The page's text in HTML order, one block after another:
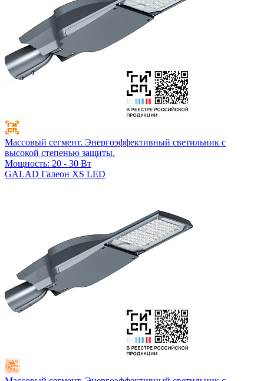
Массовый сегмент. Энергоэффективный светильник с
высокой степенью защиты.
Мощность: 20 - 30 Вт
GALAD Галеон XS LED